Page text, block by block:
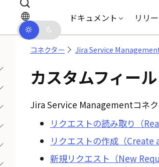
トナビゲーションにスキップ
ドキュメント リリ
コネクター Jira Service
カスタムフィー
Jira Service Managementコネ
リクエストの読み取り（
リクエストの作成（Create
新規リクエスト（New